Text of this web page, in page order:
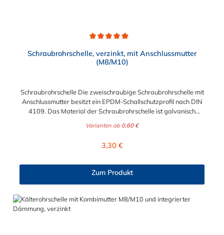
Schraubrohrschelle, verzinkt, mit Anschlussmutter
(M8/M10)
Schraubrohrschelle Die zweischraubige Schraubrohrschelle mit
Anschlussmutter besitzt ein EPDM-Schallschutzprofil nach DIN
4109. Das Material der Schraubrohrschelle ist galvanisch
eine Ansschluss. Der Durchmesser der Schraubrohrschelle kann
Abmessung 12-14 mm: Anschlussmutter M8 ab 15-19 mm:
M8 innen) Schraubrohrschellen dienen der Befestigung von
Rohrleitungen an Wand, Decken und Boden und finden ihre
Anwendung im Sanitär-, Heizungs-, und Abwasserbereich.
*Dämmprofil kann ohne Weiteres entfernt werden.
Varianten ab 0,60 €
Regulärer Preis:
3,30 €
Zum Produkt